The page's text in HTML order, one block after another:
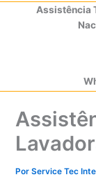
Assistência
PorService Tec